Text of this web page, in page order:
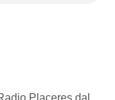
Placeres dal